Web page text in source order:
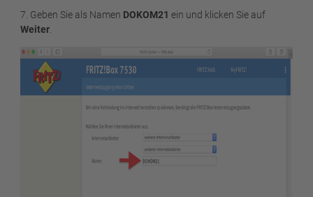
7. Geben Sie als Namen DOKOM21 ein und klicken Sie auf
Weiter